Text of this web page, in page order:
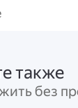
оформить
может
по месту
также